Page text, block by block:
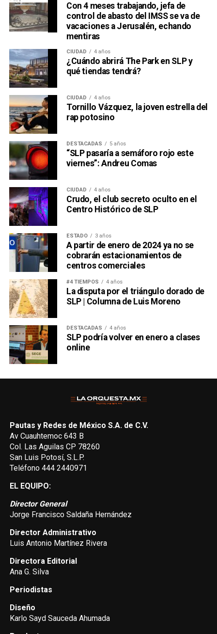
Con 4 meses trabajando, jefa de
control de abasto del IMSS se va de
vacaciones a Jerusalén, echando
mentiras
CIUDAD 4 años
¿Cuándo abrirá The Park en SLP y
qué tiendas tendrá?
CIUDAD 4 años
Tornillo Vázquez, la joven estrella del
rap potosino
DESTACADAS 5 años
“SLP pasaría a semáforo rojo este
viernes”: Andreu Comas
CIUDAD 4 años
Crudo, el club secreto oculto en el
Centro Histórico de SLP
ESTADO 3 años
A partir de enero de 2024 ya no se
cobrarán estacionamientos de
centros comerciales
#4 TIEMPOS 4 años
La disputa por el triángulo dorado de
SLP | Columna de Luis Moreno
DESTACADAS 4 años
SLP podría volver en enero a clases
online
Pautas y Redes de México S.A. de C.V.
Av Cuauhtemoc 643 B
Col. Las Aguilas CP 78260
San Luis Potosí, S.L.P.
Teléfono 444 2440971
EL EQUIPO:
Director General
Jorge Francisco Saldaña Hernández
Director Administrativo
Luis Antonio Martínez Rivera
Directora Editorial
Ana G. Silva
Periodistas
Diseño
Karlo Sayd Sauceda Ahumada